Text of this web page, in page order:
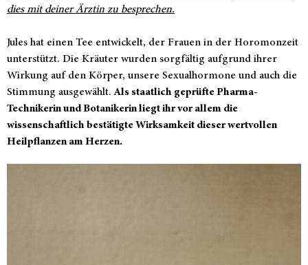
dies mit deiner Ärztin zu besprechen.
Jules hat einen Tee entwickelt, der Frauen in der Horomonzeit
unterstützt. Die Kräuter wurden sorgfältig aufgrund ihrer
Wirkung auf den Körper, unsere Sexualhormone und auch die
Stimmung ausgewählt. Als staatlich geprüfte Pharma-
Technikerin und Botanikerin liegt ihr vor allem die
wissenschaftlich bestätigte Wirksamkeit dieser wertvollen
Heilpflanzen am Herzen.